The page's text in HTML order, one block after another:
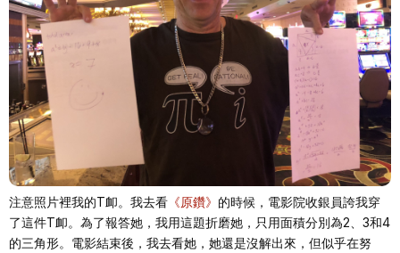
注意照片裡我的T卹。我去看 《原鑽》 的時候，電影院收銀員誇我穿
了這件T卹。為了報答她，我用這題折磨她，只用面積分別為2、3和4
的三角形。電影結束後，我去看她，她還是沒解出來，但似乎在努